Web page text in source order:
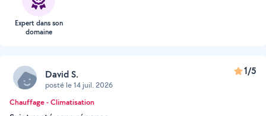
Expert dans son
domaine
David S.
posté le 14 juil. 2026
1/5
Chauffage - Climatisation